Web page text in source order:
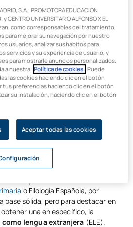
cómo ser profesor de
y cuáles son los pasos esenciales, ya
de la enseñanza en línea.
para ser
para
para ser un profesor de español es
o Filología Española, por
base sólida, pero para destacar en
una en específico, la
como lengua extranjera (ELE).
S.A., PROMOTORA EDUCACIÓN
CENTRO UNIVERSITARIO ALFONSO X EL
como corresponsables del tratamiento,
para mejorar su navegación por nuestro
usuarios, analizar sus hábitos para
servicios y su experiencia de usuario, y
para mostrarle anuncios personalizados.
a nuestra Política de cookies. . Puede
las cookies haciendo clic en el botón
tus preferencias haciendo clic en el botón
su instalación, haciendo clic en el botón
Aceptar todas las cookies